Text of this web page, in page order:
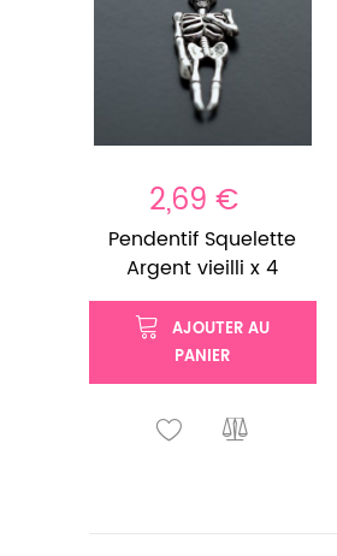
2,69 €
Pendentif Squelette
Argent vieilli x 4
AJOUTER AU
PANIER